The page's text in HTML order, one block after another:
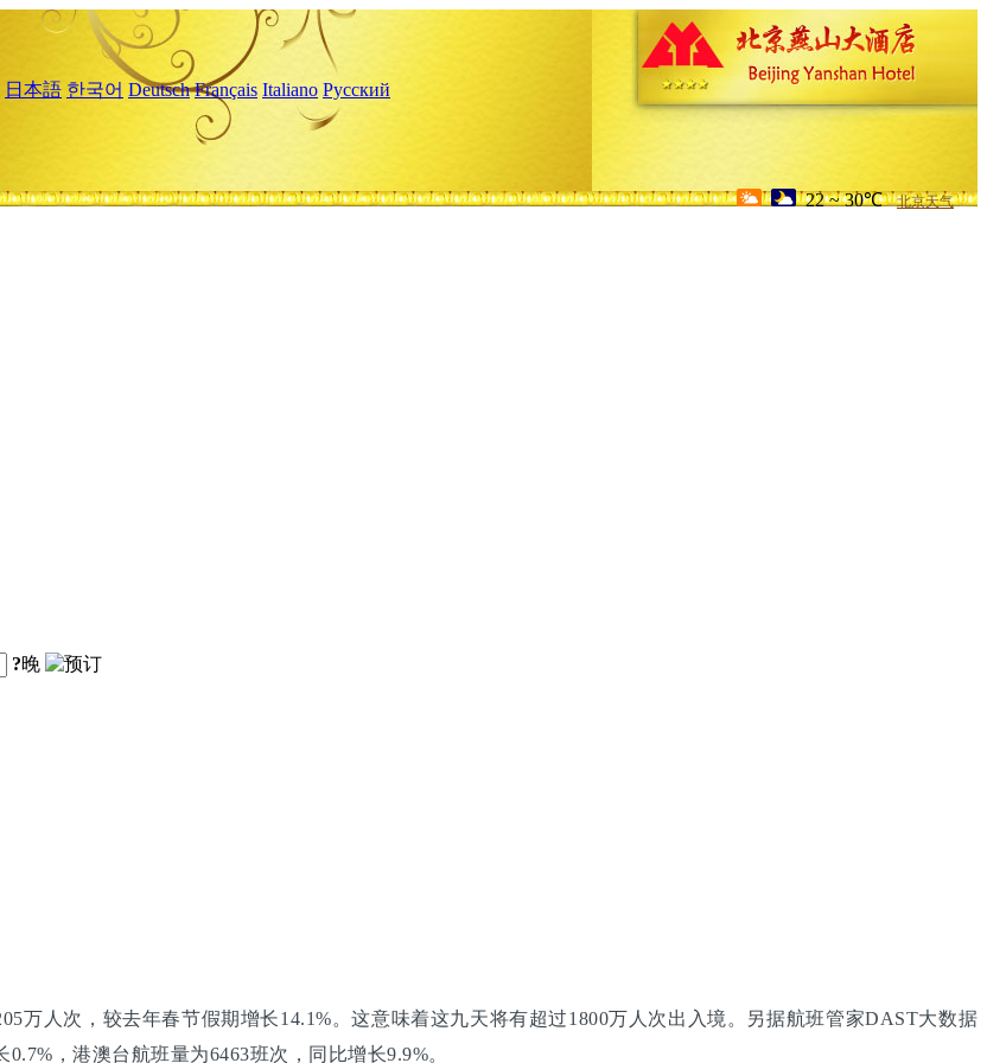
日本語 한국어 Deutsch Français Italiano Русский
22 ~ 30℃ 北京天气
?晚
万人次，较去年春节假期增长14.1%。这意味着这九天将有超过1800万人次出入境。另据航班管家DAST大数据
，港澳台航班量为6463班次，同比增长9.9%。